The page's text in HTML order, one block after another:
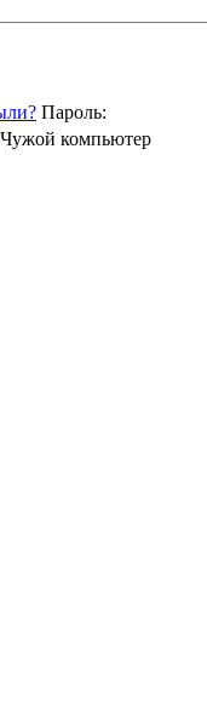
Пароль:
Чужой компьютер